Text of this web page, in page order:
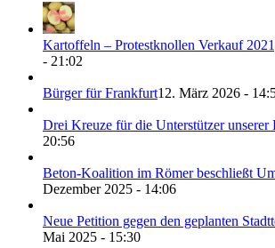
Kartoffeln – Protestknollen Verkauf 2021
- 21:02
Bürger für Frankfurt12. März 2026 -
Drei Kreuze für die Unterstützer unserer
20:56
Beton-Koalition im Römer beschließt
Dezember 2025 - 14:06
Neue Petition gegen den geplanten
Mai 2025 - 15:30